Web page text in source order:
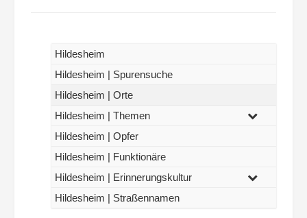
Hildesheim
Hildesheim | Spurensuche
Hildesheim | Orte
Hildesheim | Themen
Hildesheim | Opfer
Hildesheim | Funktionäre
Hildesheim | Erinnerungskultur
Hildesheim | Straßennamen